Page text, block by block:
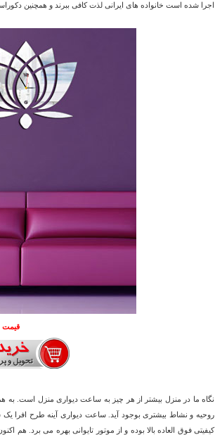
اجرا شده است خانواده های ایرانی لذت کافی ببرند و همچنین
قیمت
نگاه ما در منزل بیشتر از هر چیز به ساعت دیواری منزل است.
روحیه و نشاط بیشتری بوجود آید. ساعت دیواری آینه طرح